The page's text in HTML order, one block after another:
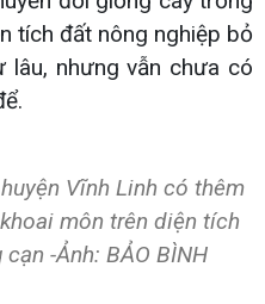
tích đất nông nghiệp bỏ
nhưng vẫn chưa có
Vĩnh Linh có thêm
môn trên diện tích
-Ảnh: BẢO BÌNH